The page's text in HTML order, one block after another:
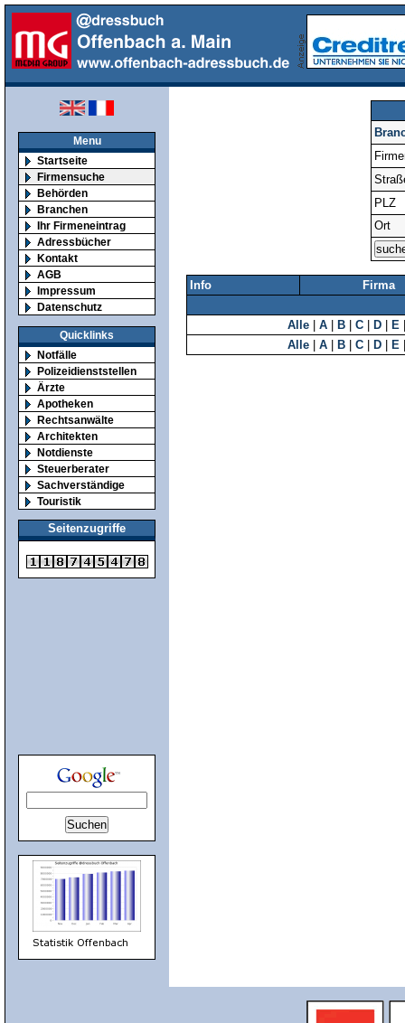
Menu
Startseite
Firmensuche
Behörden
Branchen
Ihr Firmeneintrag
Adressbücher
Kontakt
AGB
Impressum
Datenschutz
Quicklinks
Notfälle
Polizeidienststellen
Ärzte
Apotheken
Rechtsanwälte
Architekten
Notdienste
Steuerberater
Sachverständige
Touristik
Seitenzugriffe
PLZ
Ort
Info Firma
Alle A B C D E
Alle
A B C D E